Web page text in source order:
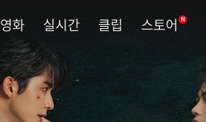
영화 실시간 클립 스토어 N